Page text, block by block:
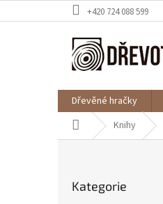
na
+420 724 088 599
Dřevěné hračky
Domů Knihy
kategorie
Kategorie